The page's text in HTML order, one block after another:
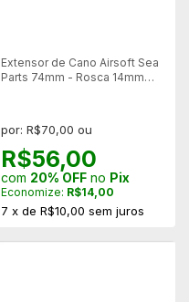
Extensor de Cano Airsoft Sea
Parts 74mm - Rosca 14mm
por: R$70,00 ou
R$56,00
com 20% OFFno Pix
Economize: R$14,00
7 x de R$10,00 sem juros